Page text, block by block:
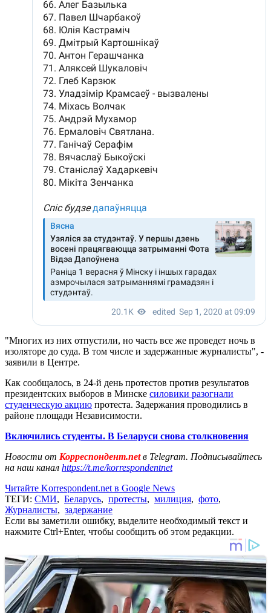
"Многих из них отпустили, но часть все же проведет ночь в
изоляторе до суда. В том числе и задержанные журналисты", -
заявили в Центре.
Как сообщалось, в 24-й день протестов против результатов
президентских выборов в Минске силовики разогнали
студенческую акцию протеста. Задержания проводились в
районе площади Независимости.
Включились студенты. В Беларуси снова столкновения
Новости от Корреспондент.netв Telegram. Подписывайтесь
на наш канал https://t.me/korrespondentnet
Читайте Korrespondent.net в Google News
ТЕГИ: СМИ, Беларусь, протесты, милиция, фото,
Журналисты, задержание
Если вы заметили ошибку, выделите необходимый текст и
нажмите Ctrl+Enter, чтобы сообщить об этом редакции.